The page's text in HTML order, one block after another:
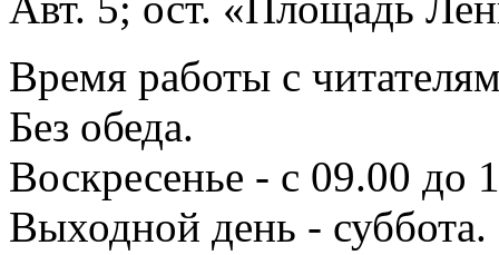
Время работы с
Без обеда.
Воскресенье - с 09.00 до
Выходной день - суббота.